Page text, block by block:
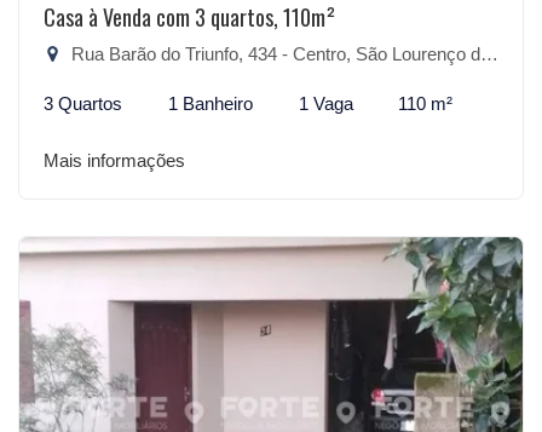
Casa à Venda com 3 quartos, 110m²
Rua Barão do Triunfo, 434 - Centro, São Lourenço do Sul-RS
3 Quartos 1 Banheiro 1 Vaga 110 m²
Mais informações